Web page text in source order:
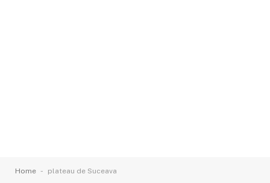
Home - plateau de Suceava